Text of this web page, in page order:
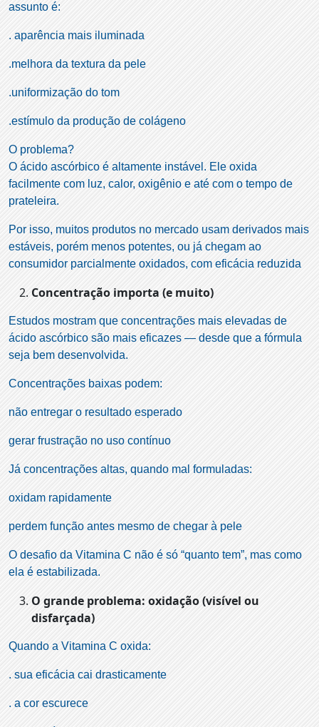
assunto é:
. aparência mais iluminada
.melhora da textura da pele
.uniformização do tom
.estímulo da produção de colágeno
O problema?
O ácido ascórbico é altamente instável. Ele oxida
facilmente com luz, calor, oxigênio e até com o tempo de
prateleira.
Por isso, muitos produtos no mercado usam derivados mais
estáveis, porém menos potentes, ou já chegam ao
consumidor parcialmente oxidados, com eficácia reduzida
Concentração importa (e muito)
Estudos mostram que concentrações mais elevadas de
ácido ascórbico são mais eficazes — desde que a fórmula
seja bem desenvolvida.
Concentrações baixas podem:
não entregar o resultado esperado
gerar frustração no uso contínuo
Já concentrações altas, quando mal formuladas:
oxidam rapidamente
perdem função antes mesmo de chegar à pele
O desafio da Vitamina C não é só “quanto tem”, mas como
ela é estabilizada.
O grande problema: oxidação (visível ou
disfarçada)
Quando a Vitamina C oxida:
. sua eficácia cai drasticamente
. a cor escurece